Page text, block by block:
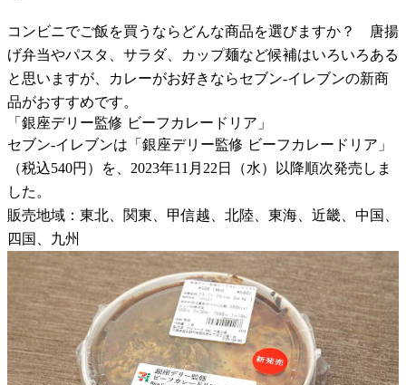
コンビニでご飯を買うならどんな商品を選びますか？ 唐揚
げ弁当やパスタ、サラダ、カップ麺など候補はいろいろある
と思いますが、カレーがお好きならセブン-イレブンの新商
品がおすすめです。
「銀座デリー監修 ビーフカレードリア」
セブン-イレブンは「銀座デリー監修 ビーフカレードリア」
（税込540円）を、2023年11月22日（水）以降順次発売しま
した。
販売地域：東北、関東、甲信越、北陸、東海、近畿、中国、
四国、九州